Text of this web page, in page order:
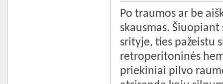
Po traumos ar be
skausmas.
srityje, ties pažeistu
retroperitoninės
priekiniai pilvo